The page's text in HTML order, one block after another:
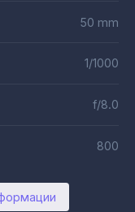
50 mm
1/1000
f/8.0
800